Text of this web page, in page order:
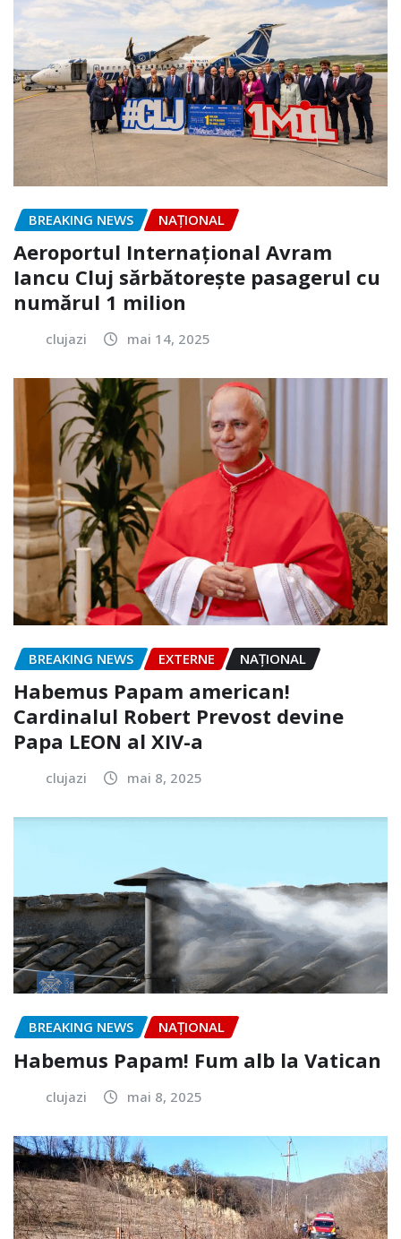
BREAKING NEWS NAŢIONAL
Aeroportul Internaţional Avram
Iancu Cluj sărbătorește pasagerul cu
numărul 1 milion
clujazi mai 14, 2025
BREAKING NEWS EXTERNE NAŢIONAL
Habemus Papam american!
Cardinalul Robert Prevost devine
Papa LEON al XIV-a
clujazi mai 8, 2025
BREAKING NEWS NAŢIONAL
Habemus Papam! Fum alb la Vatican
clujazi mai 8, 2025